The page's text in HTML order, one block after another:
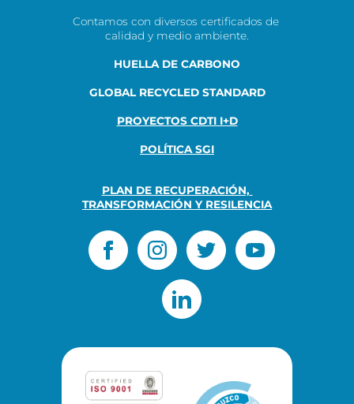
Contamos con diversos certificados de
calidad y medio ambiente.
HUELLA DE CARBONO
GLOBAL RECYCLED STANDARD
PROYECTOS CDTI I+D
POLÍTICA SGI
PLAN DE RECUPERACIÓN,
TRANSFORMACIÓN Y RESILENCIA